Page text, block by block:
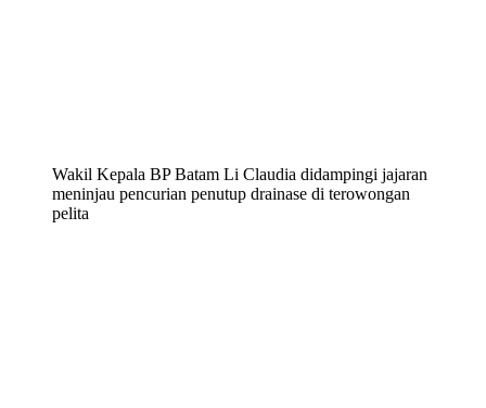
Wakil Kepala BP Batam Li Claudia didampingi jajaran
meninjau pencurian penutup drainase di terowongan
pelita